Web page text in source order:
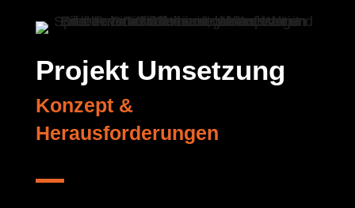
Projekt Umsetzung
Konzept &
Herausforderungen